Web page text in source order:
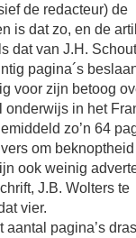
de redacteur) de
is dat zo, en de
dat van J.H.
pagina´s
voor zijn betoog
in het
zo’n 64
om beknoptheid
ook weinig
J.B. Wolters te
vier.
pagina’s